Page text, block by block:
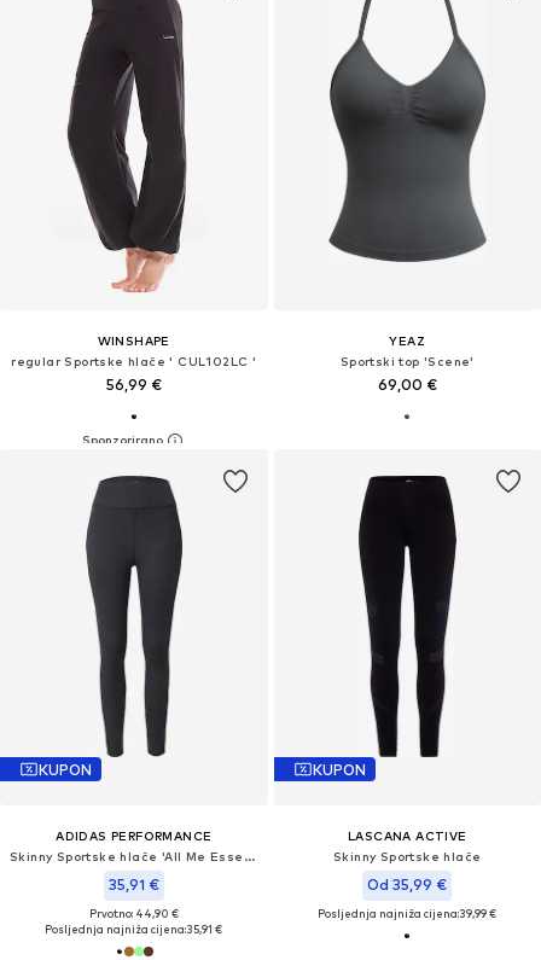
WINSHAPE
regular Sportske hlače ' CUL102LC '
56,99 €
YEAZ
Sportski top 'Scene'
69,00 €
KUPON
ADIDAS PERFORMANCE
Skinny Sportske hlače 'All Me Essentials'
35,91 €
Prvotno: 44,90 €
Posljednja najniža cijena:35,91 €
KUPON
LASCANA ACTIVE
Skinny Sportske hlače
Od 35,99 €
Posljednja najniža cijena:39,99 €